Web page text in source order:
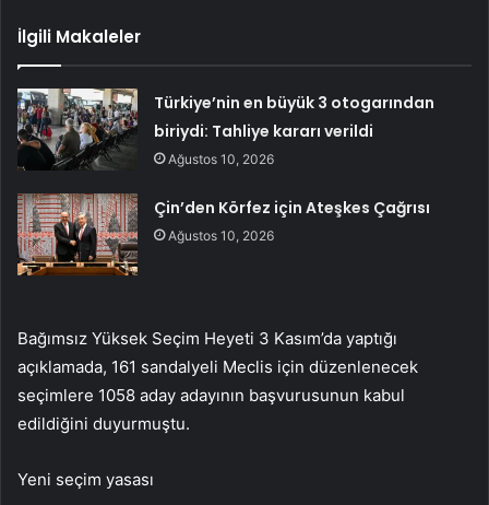
İlgili Makaleler
Türkiye’nin en büyük 3 otogarından
biriydi: Tahliye kararı verildi
Ağustos 10, 2026
Çin’den Körfez için Ateşkes Çağrısı
Ağustos 10, 2026
Bağımsız Yüksek Seçim Heyeti 3 Kasım’da yaptığı
açıklamada, 161 sandalyeli Meclis için düzenlenecek
seçimlere 1058 aday adayının başvurusunun kabul
edildiğini duyurmuştu.
Yeni seçim yasası